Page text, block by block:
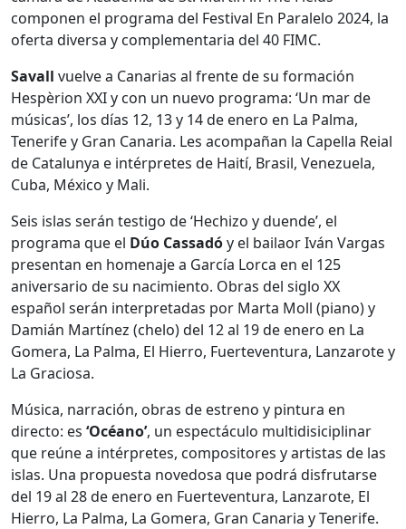
componen el programa del Festival En Paralelo 2024, la
oferta diversa y complementaria del 40 FIMC.
Savall vuelve a Canarias al frente de su formación
Hespèrion XXI y con un nuevo programa: ‘Un mar de
músicas’, los días 12, 13 y 14 de enero en La Palma,
Tenerife y Gran Canaria. Les acompañan la Capella Reial
de Catalunya e intérpretes de Haití, Brasil, Venezuela,
Cuba, México y Mali.
Seis islas serán testigo de ‘Hechizo y duende’, el
programa que el Dúo Cassadóy el bailaor Iván Vargas
presentan en homenaje a García Lorca en el 125
aniversario de su nacimiento. Obras del siglo XX
español serán interpretadas por Marta Moll (piano) y
Damián Martínez (chelo) del 12 al 19 de enero en La
Gomera, La Palma, El Hierro, Fuerteventura, Lanzarote y
La Graciosa.
Música, narración, obras de estreno y pintura en
directo: es ‘Océano’, un espectáculo multidisiciplinar
que reúne a intérpretes, compositores y artistas de las
islas. Una propuesta novedosa que podrá disfrutarse
del 19 al 28 de enero en Fuerteventura, Lanzarote, El
Hierro, La Palma, La Gomera, Gran Canaria y Tenerife.